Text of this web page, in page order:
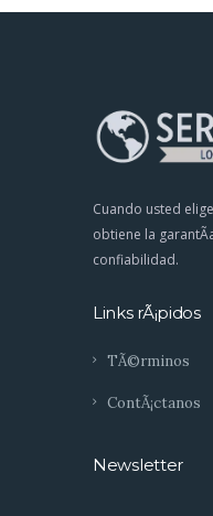
Cuando usted
obtiene la
confiabilidad.
Links rÃ¡pidos
TÃ©rminos
ContÃ¡ctanos
Newsletter